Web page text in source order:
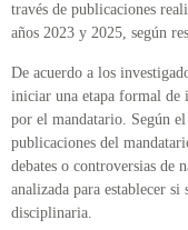
través de publicaciones
años 2023 y 2025, según
De acuerdo a los
iniciar una etapa formal de
por el mandatario. Según
publicaciones del
debates o controversias de
analizada para establecer
disciplinaria.